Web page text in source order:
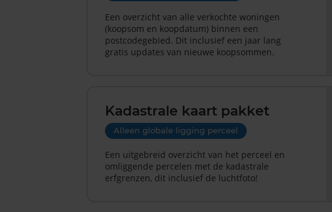
Een overzicht van alle verkochte woningen
(koopsom en koopdatum) binnen een
postcodegebied. Dit inclusief een jaar lang
gratis updates van nieuwe koopsommen.
Kadastrale kaart pakket
Alleen globale ligging perceel
Een uitgebreid overzicht van het perceel en
omliggende percelen met de kadastrale
erfgrenzen, dit inclusief de luchtfoto!